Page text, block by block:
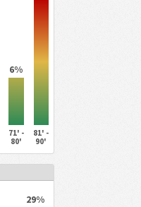
6%
71' -
80'
81' -
90'
29%